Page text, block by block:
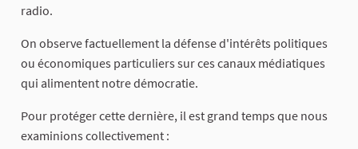
radio.
On observe factuellement la défense d'intérêts politiques
ou économiques particuliers sur ces canaux médiatiques
qui alimentent notre démocratie.
Pour protéger cette dernière, il est grand temps que nous
examinions collectivement :